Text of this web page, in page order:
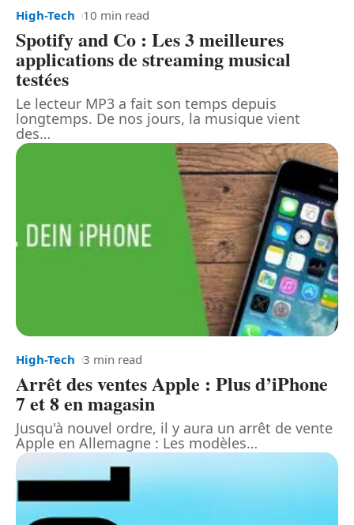
High-Tech 10 min read
Spotify and Co : Les 3 meilleures
applications de streaming musical
testées
Le lecteur MP3 a fait son temps depuis
longtemps. De nos jours, la musique vient
des…
High-Tech 3 min read
Arrêt des ventes Apple : Plus d’iPhone
7 et 8 en magasin
Jusqu'à nouvel ordre, il y aura un arrêt de vente
Apple en Allemagne : Les modèles…